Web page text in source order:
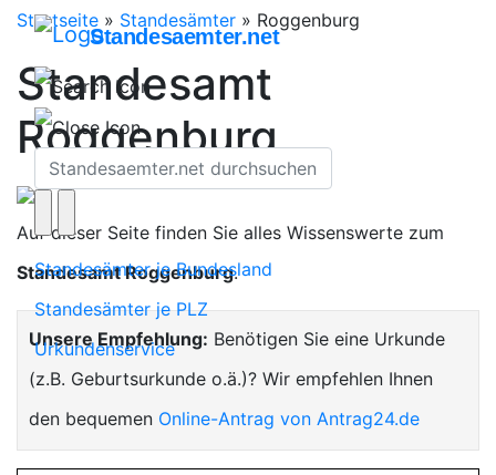
Standesaemter.net
Standesämter je Bundesland
Standesämter je PLZ
Urkundenservice
Startseite » Standesämter » Roggenburg
Standesamt
Roggenburg
Auf dieser Seite finden Sie alles Wissenswerte zum
Standesamt Roggenburg.
Unsere Empfehlung: Benötigen Sie eine Urkunde
(z.B. Geburtsurkunde o.ä.)? Wir empfehlen Ihnen
den bequemen Online-Antrag von Antrag24.de